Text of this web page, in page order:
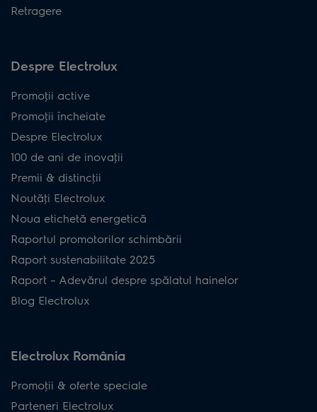
Retragere
Despre Electrolux
Promoţii active
Promoţii încheiate
Despre Electrolux
100 de ani de inovaţii
Premii & distincţii
Noutăţi Electrolux
Noua etichetă energetică
Raportul promotorilor schimbării
Raport sustenabilitate 2025
Raport – Adevărul despre spălatul hainelor
Blog Electrolux
Electrolux România
Promoţii & oferte speciale
Parteneri Electrolux